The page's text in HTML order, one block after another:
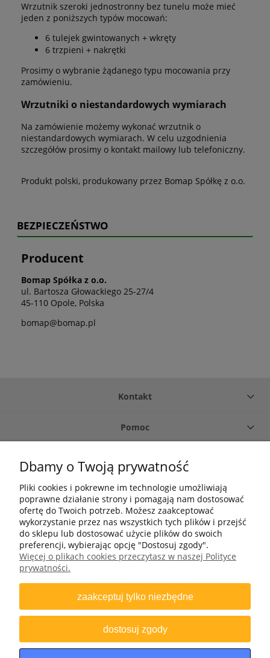
Wrzutnik szeroki jednostronny bez tunelu może mieć
jeden z poniższych typów mocowań:
6 tulejek gwintowanych + wkręty
6 trzpieni + nakrętki
Prosimy o wybranie żądanego typu mocowania przy
zamówieniu.
Wrzutniki o niestandardowych wymiarach
Na zamówienie możemy wykonać wrzutnik o
niestandardowych wymiarach. W celu uzgodnienia
szczegółów prosimy o kontakt mailowy lub telefoniczny.
Produkt polski, produkowany przez Bomap Spółkę z o.o.
BEZPIECZEŃSTWO
Producent
Bomap Spółka z o.o.
ul. Bartosza Głowackiego 25-27/4
45-110 Opole, Polska
bomap@bomap.pl
Kontakt
Pomoc
O firmie
Moje konto
+48 502 695 633
Bomap Spółka z o.o., ul. Bartosza Głowackiego 25-27, 45-110 Opole
NIP: 7542660854 | REGON: 531652651 | KRS: 0000196628 | BDO: 000008258
| ZSVR (“LUCID”): DE4703792412781
Dbamy o Twoją prywatność
Pliki cookies i pokrewne im technologie umożliwiają
poprawne działanie strony i pomagają nam dostosować
ofertę do Twoich potrzeb. Możesz zaakceptować
wykorzystanie przez nas wszystkich tych plików i przejść
do sklepu lub dostosować użycie plików do swoich
preferencji, wybierając opcję "Dostosuj zgody".
Więcej o plikach cookies przeczytasz w naszej Polityce
prywatności.
zaakceptuj tylko niezbędne
dostosuj zgody